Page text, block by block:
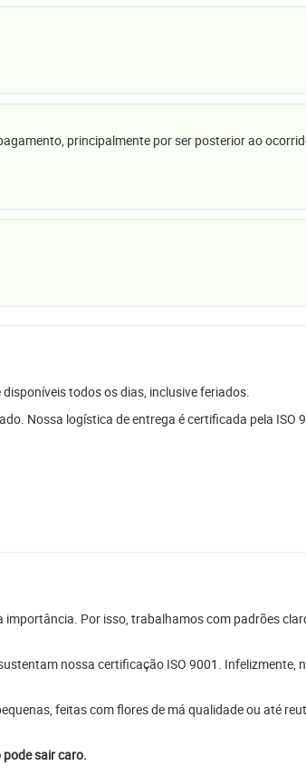
principalmente por ser posterior ao
disponíveis todos os dias, inclusive feriados.
Nossa logística de entrega é certificada pela ISO
Por isso, trabalhamos com padrões
nossa certificação ISO 9001. Infelizmente,
feitas com flores de má qualidade ou até
sair caro.